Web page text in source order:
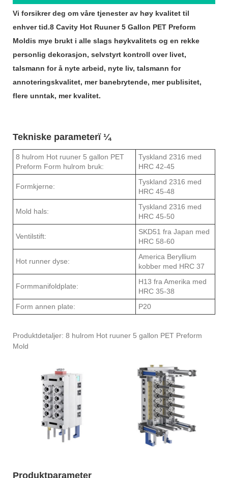
Vi forsikrer deg om våre tjenester av høy kvalitet til
enhver tid.8 Cavity Hot Ruuner 5 Gallon PET Preform
Moldis mye brukt i alle slags høykvalitets og en rekke
personlig dekorasjon, selvstyrt kontroll over livet,
talsmann for å nyte arbeid, nyte liv, talsmann for
annoteringskvalitet, mer banebrytende, mer publisitet,
flere unntak, mer kvalitet.
Tekniske parameterï ¼
8 hulrom Hot ruuner 5 gallon PET
Preform Form hulrom bruk:
Tyskland 2316 med
HRC 42-45
Formkjerne:
Tyskland 2316 med
HRC 45-48
Mold hals:
Tyskland 2316 med
HRC 45-50
Ventilstift:
SKD51 fra Japan med
HRC 58-60
Hot runner dyse:
America Beryllium
kobber med HRC 37
Formmanifoldplate:
H13 fra Amerika med
HRC 35-38
Form annen plate:
P20
Produktdetaljer: 8 hulrom Hot ruuner 5 gallon PET Preform
Mold
Produktparameter